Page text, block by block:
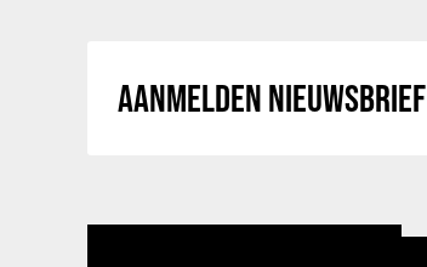
AANMELDEN NIEUWSBRIEF